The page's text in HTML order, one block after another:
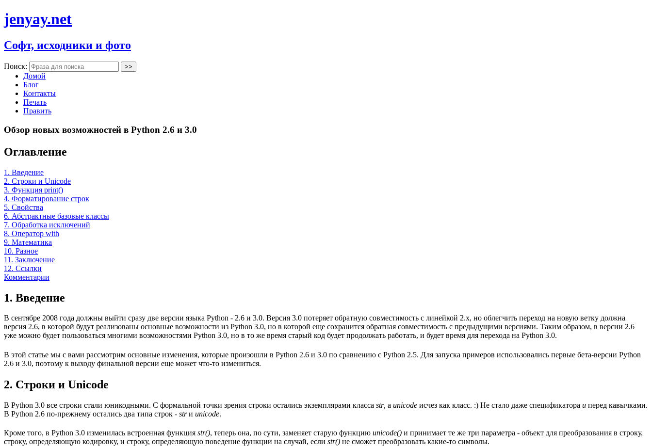
jenyay.net
Софт, исходники и фото
Поиск:
Домой
Блог
Контакты
Печать
Править
Обзор новых возможностей в Python 2.6 и 3.0
Оглавление
1. Введение
2. Строки и Unicode
3. Функция print()
4. Форматирование строк
5. Свойства
6. Абстрактные базовые классы
7. Обработка исключений
8. Оператор with
9. Математика
10. Разное
11. Заключение
12. Ссылки
Комментарии
1. Введение
В сентябре 2008 года должны выйти сразу две версии языка Python - 2.6 и 3.0. Версия 3.0 потеряет обратную совместимость с линейкой 2.x, но облегчить переход на новую ветку должна
версия 2.6, в которой будут реализованы основные возможности из Python 3.0, но в которой еще сохранится обратная совместимость с предыдущими версиями. Таким образом, в версии 2.6
уже можно будет пользоваться многими возможностями Python 3.0, но в то же время старый код будет продолжать работать, и будет время для перехода на Python 3.0.
В этой статье мы с вами рассмотрим основные изменения, которые произошли в Python 2.6 и 3.0 по сравнению с Python 2.5. Для запуска примеров использовались первые бета-версии Python
2.6 и 3.0, поэтому к выходу финальной версии еще может что-то измениться.
2. Строки и Unicode
В Python 3.0 все строки стали юникодными. С формальной точки зрения строки остались экземплярами класса str, а unicode исчез как класс. :) Не стало даже спецификатора u перед кавычками.
В Python 2.6 по-прежнему остались два типа строк - strи unicode.
Кроме того, в Python 3.0 изменилась встроенная функция str(), теперь она, по сути, заменяет старую функцию unicode() и принимает те же три параметра - объект для преобразования в строку,
строку, определяющую кодировку, и строку, определяющую поведение функции на случай, если str() не сможет преобразовать какие-то символы.